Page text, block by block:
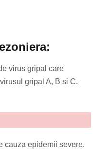
virus gripal care
gripal A, B si C.
cauza epidemii severe.